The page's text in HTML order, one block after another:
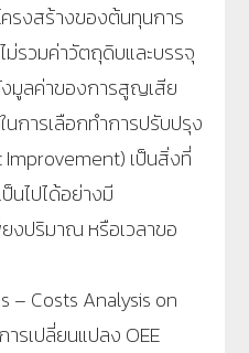
ครงสร้างของต้นทุนการ
ม่รวมค่าวัตถุดิบและบรรจุ
มูลค่าของการสูญเสีย
นการเลือกทำการปรับปรุง
Improvement) เป็นสิ่งที่
นไปได้อย่างมี
งปริมาณ หรือเวลาขอ
– Costs Analysis on
รเปลี่ยนแปลง OEE